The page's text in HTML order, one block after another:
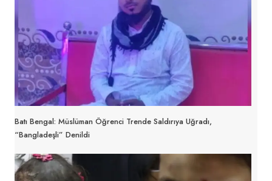
Batı Bengal: Müslüman Öğrenci Trende Saldırıya Uğradı,
“Bangladeşli” Denildi